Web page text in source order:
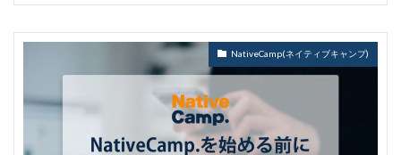
NativeCamp(ネイティブキャンプ)